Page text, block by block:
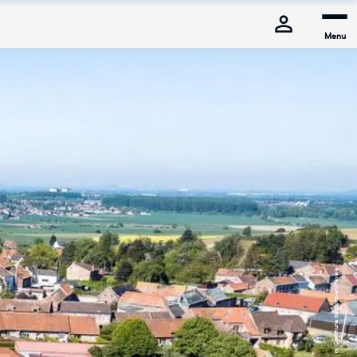
Menu
© Commune de Mons-en-Pévèle